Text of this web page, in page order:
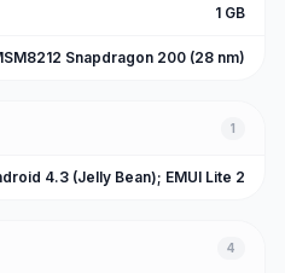
1 GB
Snapdragon 200 (28 nm)
1
4.3 (Jelly Bean); EMUI Lite 2
4